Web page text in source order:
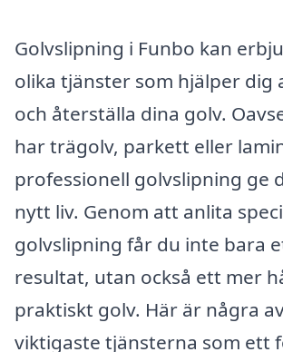
Golvslipning i Funbo kan
olika tjänster som hjälper
och återställa dina golv.
har trägolv, parkett eller
professionell golvslipning ge
nytt liv. Genom att anlita
golvslipning får du inte bara
resultat, utan också ett mer
praktiskt golv. Här är några
viktigaste tjänsterna som ett